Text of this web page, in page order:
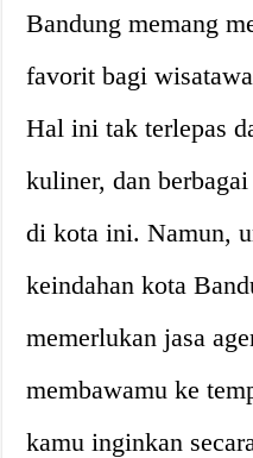
Bandung memang
favorit bagi
Hal ini tak terlepas
kuliner, dan
di kota ini. Namun,
keindahan kota
memerlukan jasa
membawamu ke
kamu inginkan